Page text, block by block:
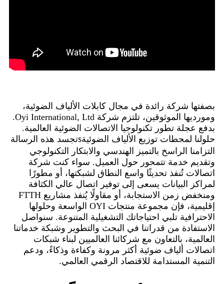
بصفتها شركة رائدة في مجال كابلات الألياف الضوئية،
ومورديها الموثوقين، تلتزم شركة Oyi International, Ltd.
بدفع عجلة تطور تكنولوجيا الاتصالات الضوئية العالمية.
حلولنا لمحطات توزيع الألياف الضوئيةsتجسد هذه الرسالة
التزامنا الراسخ بالتميز الهندسي والابتكار التكنولوجي
وتقديم خدمة تتمحور حول العميل. سواء كنت شركة
اتصالات تُنفذ تحديثًا واسع النطاق لشبكتها، أو مطورًا
لمراكز البيانات يسعى إلى توفير اتصال عالي الكثافة
ومنخفض زمن الاستجابة، أو مقاولًا يُنفذ مشاريع FTTH
إقليمية، فإن مجموعة منتجات OYI الواسعة وحلولها
الاحترافية تلبي احتياجاتك التشغيلية المتنوعة. سنواصل
الاستفادة من قدراتنا في البحث والتطوير وشبكة خدماتنا
العالمية، بالتعاون مع شركائنا العالميين لبناء شبكات
اتصالات ألياف ضوئية أكثر مرونة وكفاءة وذكاءً، ودعم
التنمية المستدامة للاقتصاد الرقمي العالمي.